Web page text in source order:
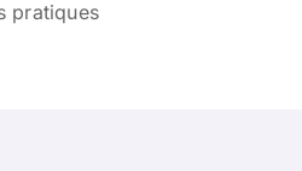
pratiques